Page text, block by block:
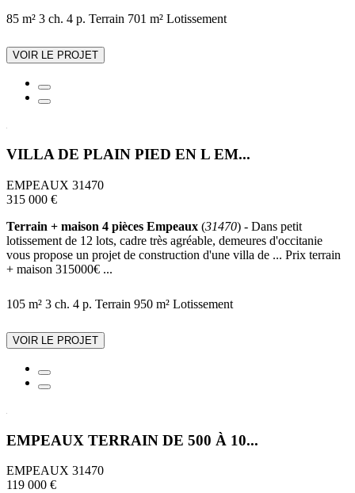
85 m² 3 ch. 4 p. Terrain 701 m² Lotissement
VOIR LE PROJET
VILLA DE PLAIN PIED EN L EM...
EMPEAUX 31470
315 000 €
Terrain + maison 4 pièces Empeaux (31470) - Dans petit
lotissement de 12 lots, cadre très agréable, demeures d'occitanie
vous propose un projet de construction d'une villa de ... Prix terrain
+ maison 315000€ ...
105 m² 3 ch. 4 p. Terrain 950 m² Lotissement
VOIR LE PROJET
EMPEAUX TERRAIN DE 500 À 10...
EMPEAUX 31470
119 000 €